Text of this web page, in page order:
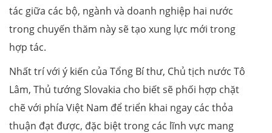
tác giữa các bộ, ngành và doanh nghiệp hai nước
trong chuyến thăm này sẽ tạo xung lực mới trong
hợp tác.
Nhất trí với ý kiến của Tổng Bí thư, Chủ tịch nước Tô
Lâm, Thủ tướng Slovakia cho biết sẽ phối hợp chặt
chẽ với phía Việt Nam để triển khai ngay các thỏa
thuận đạt được, đặc biệt trong các lĩnh vực mang